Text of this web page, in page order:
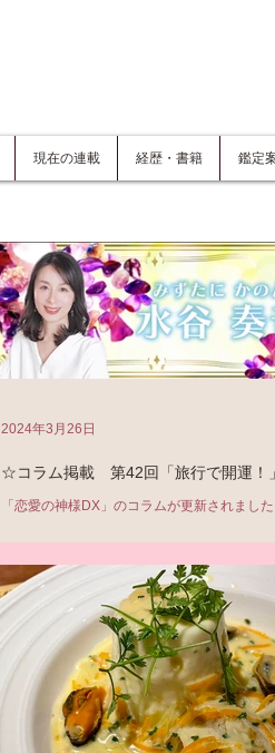
現在の連載 経歴・書籍 鑑定
☆コラム掲載 第42回「旅行で開運
「恋愛の神様DX」のコラムが更新されました
uid=pcdefaultuid ちょうどこのコラムが更新
グで、私も旅行へ。...
2024年3月26日